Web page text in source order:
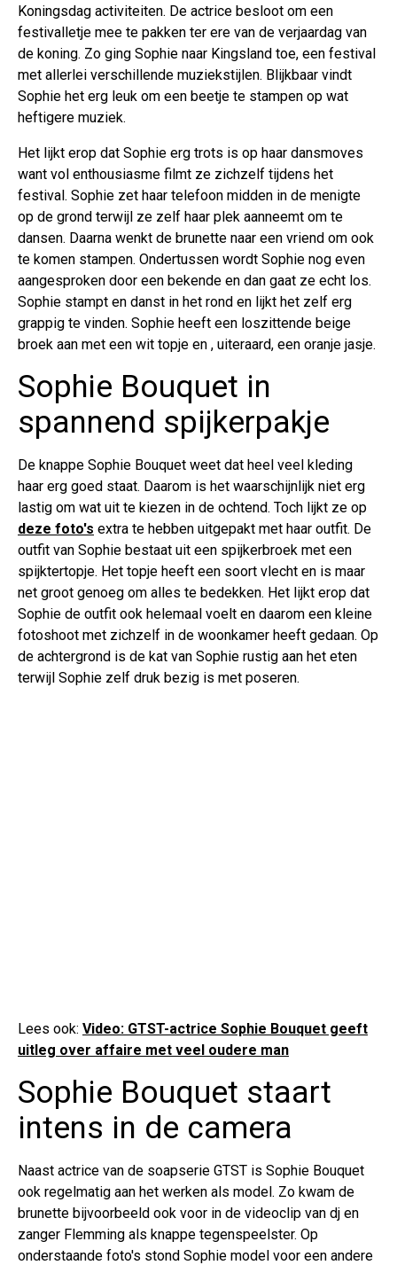
Koningsdag activiteiten. De actrice besloot om een
festivalletje mee te pakken ter ere van de verjaardag van
de koning. Zo ging Sophie naar Kingsland toe, een festival
met allerlei verschillende muziekstijlen. Blijkbaar vindt
Sophie het erg leuk om een beetje te stampen op wat
heftigere muziek.
Het lijkt erop dat Sophie erg trots is op haar dansmoves
want vol enthousiasme filmt ze zichzelf tijdens het
festival. Sophie zet haar telefoon midden in de menigte
op de grond terwijl ze zelf haar plek aanneemt om te
dansen. Daarna wenkt de brunette naar een vriend om ook
te komen stampen. Ondertussen wordt Sophie nog even
aangesproken door een bekende en dan gaat ze echt los.
Sophie stampt en danst in het rond en lijkt het zelf erg
grappig te vinden. Sophie heeft een loszittende beige
broek aan met een wit topje en , uiteraard, een oranje jasje.
Sophie Bouquet in
spannend spijkerpakje
De knappe Sophie Bouquet weet dat heel veel kleding
haar erg goed staat. Daarom is het waarschijnlijk niet erg
lastig om wat uit te kiezen in de ochtend. Toch lijkt ze op
deze foto's extra te hebben uitgepakt met haar outfit. De
outfit van Sophie bestaat uit een spijkerbroek met een
spijktertopje. Het topje heeft een soort vlecht en is maar
net groot genoeg om alles te bedekken. Het lijkt erop dat
Sophie de outfit ook helemaal voelt en daarom een kleine
fotoshoot met zichzelf in de woonkamer heeft gedaan. Op
de achtergrond is de kat van Sophie rustig aan het eten
terwijl Sophie zelf druk bezig is met poseren.
Lees ook: Video: GTST-actrice Sophie Bouquet geeft
uitleg over affaire met veel oudere man
Sophie Bouquet staart
intens in de camera
Naast actrice van de soapserie GTST is Sophie Bouquet
ook regelmatig aan het werken als model. Zo kwam de
brunette bijvoorbeeld ook voor in de videoclip van dj en
zanger Flemming als knappe tegenspeelster. Op
onderstaande foto's stond Sophie model voor een andere